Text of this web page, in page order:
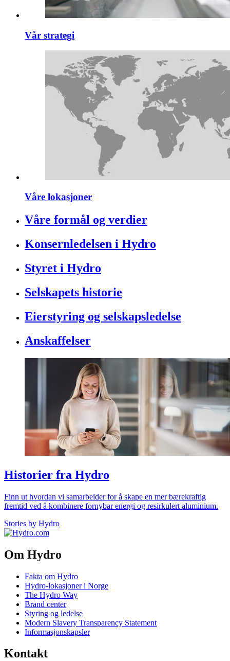
Vår strategi
Våre lokasjoner
Våre formål og verdier
Konsernledelsen i Hydro
Styret i Hydro
Selskapets historie
Eierstyring og selskapsledelse
Anskaffelser
Historier fra Hydro
Finn ut hvordan vi samarbeider for å skape en mer bærekraftig
fremtid ved å kombinere fornybar energi og resirkulert aluminium.
Stories by Hydro
Om Hydro
Fakta om Hydro
Hydro-lokasjoner i Norge
The Hydro Way
Brand center
Styring og ledelse
Modern Slavery Transparency Statement
Informasjonskapsler
Kontakt